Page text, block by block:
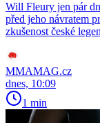
Will Fleury jen pár
před jeho návratem
zkušenost české
MMAMAG.cz
dnes, 10:09
1 min